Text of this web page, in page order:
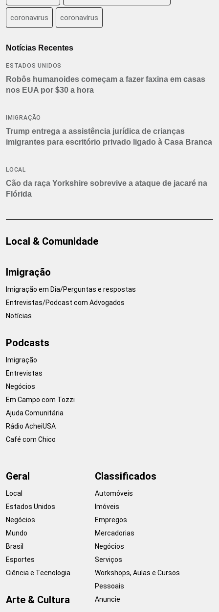
coronavirus coronavírus
Notícias Recentes
ESTADOS UNIDOS
Robôs humanoides começam a fazer faxina em casas
nos EUA por $30 a hora
IMIGRAÇÃO
Trump entrega a assistência jurídica de crianças
imigrantes para escritório privado ligado à Casa Branca
LOCAL
Cão da raça Yorkshire sobrevive a ataque de jacaré na
Flórida
Local & Comunidade
Imigração
Imigração em Dia/Perguntas e respostas
Entrevistas/Podcast com Advogados
Notícias
Podcasts
Imigração
Entrevistas
Negócios
Em Campo com Tozzi
Ajuda Comunitária
Rádio AcheiUSA
Café com Chico
Geral
Local
Estados Unidos
Negócios
Mundo
Brasil
Esportes
Ciência e Tecnologia
Arte & Cultura
Classificados
Automóveis
Imóveis
Empregos
Mercadorias
Negócios
Serviços
Workshops, Aulas e Cursos
Pessoais
Anuncie